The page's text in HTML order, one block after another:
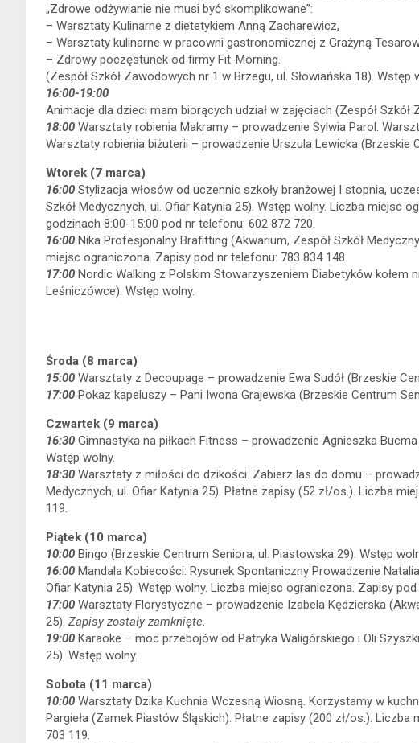
„Zdrowe odżywianie nie musi być skomplikowane”:
– Warsztaty Kulinarne z dietetykiem Anną Zacharewicz,
– Warsztaty kulinarne w pracowni gastronomicznej z Grażyną
– Zdrowy poczęstunek od firmy Fit-Morning.
(Zespół Szkół Zawodowych nr 1 w Brzegu, ul. Słowiańska 18). Wstęp
16:00-19:00
Animacje dla dzieci mam biorących udział w zajęciach (Zespół Szkół
18:00 Warsztaty robienia Makramy – prowadzenie Sylwia Parol.
Warsztaty robienia biżuterii – prowadzenie Urszula Lewicka (Brzeskie
Wtorek (7 marca)
16:00 Stylizacja włosów od uczennic szkoły branżowej I stopnia,
Szkół Medycznych, ul. Ofiar Katynia 25). Wstęp wolny. Liczba miejsc
godzinach 8:00-15:00 pod nr telefonu: 602 872 720.
16:00 Nika Profesjonalny Brafitting (Akwarium, Zespół Szkół
miejsc ograniczona. Zapisy pod nr telefonu: 783 834 148.
17:00 Nordic Walking z Polskim Stowarzyszeniem Diabetyków kołem
Leśniczówce). Wstęp wolny.
Środa (8 marca)
15:00 Warsztaty z Decoupage – prowadzenie Ewa Sudół (Brzeskie
17:00 Pokaz kapeluszy – Pani Iwona Grajewska (Brzeskie Centrum
Czwartek (9 marca)
16:30 Gimnastyka na piłkach Fitness – prowadzenie Agnieszka
Wstęp wolny.
18:30 Warsztaty z miłości do dzikości. Zabierz las do domu –
Medycznych, ul. Ofiar Katynia 25). Płatne zapisy (52 zł/os.). Liczba
119.
Piątek (10 marca)
10:00 Bingo (Brzeskie Centrum Seniora, ul. Piastowska 29). Wstęp
16:00 Mandala Kobiecości: Rysunek Spontaniczny Prowadzenie
Ofiar Katynia 25). Wstęp wolny. Liczba miejsc ograniczona. Zapisy
17:00 Warsztaty Florystyczne – prowadzenie Izabela Kędzierska
25). Zapisy zostały zamknięte.
19:00 Karaoke – moc przebojów od Patryka Waligórskiego i Oli
25). Wstęp wolny.
Sobota (11 marca)
10:00 Warsztaty Dzika Kuchnia Wczesną Wiosną. Korzystamy w
Pargieła (Zamek Piastów Śląskich). Płatne zapisy (200 zł/os.).
703 119.